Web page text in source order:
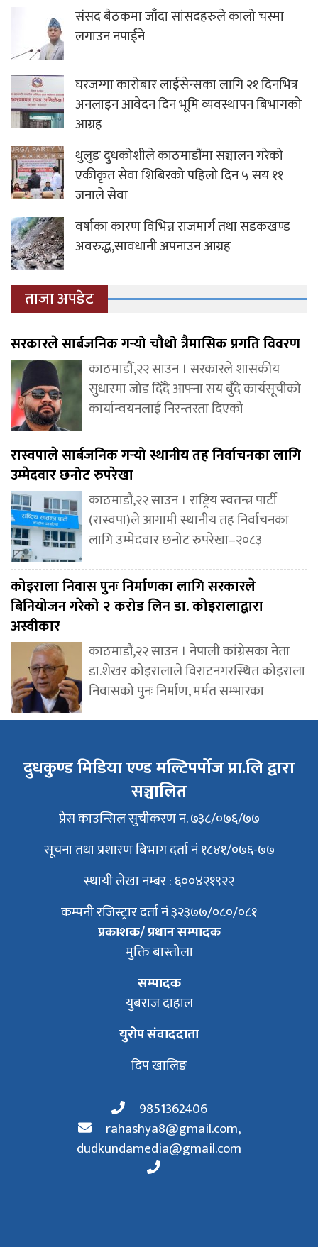
संसद बैठकमा जाँदा सांसदहरुले कालो चस्मा
लगाउन नपाईने
घरजग्गा कारोबार लाईसेन्सका लागि २१ दिनभित्र
अनलाइन आवेदन दिन भूमि व्यवस्थापन बिभागको
आग्रह
थुलुङ दुधकोशीले काठमाडौंमा सञ्चालन गरेको
एकीकृत सेवा शिबिरको पहिलो दिन ५ सय ११
जनाले सेवा
वर्षाका कारण विभिन्न राजमार्ग तथा सडकखण्ड
अवरुद्ध,सावधानी अपनाउन आग्रह
ताजा अपडेट
सरकारले सार्बजनिक गर्‍यो चौथो त्रैमासिक प्रगति विवरण
काठमाडौँ,२२ साउन । सरकारले शासकीय
सुधारमा जोड दिँदै आफ्ना सय बुँदे कार्यसूचीको
कार्यान्वयनलाई निरन्तरता दिएको
रास्वपाले सार्बजनिक गर्‍यो स्थानीय तह निर्वाचनका लागि
उम्मेदवार छनोट रुपरेखा
काठमाडौं,२२ साउन । राष्ट्रिय स्वतन्त्र पार्टी
(रास्वपा)ले आगामी स्थानीय तह निर्वाचनका
लागि उम्मेदवार छनोट रुपरेखा–२०८३
कोइराला निवास पुनः निर्माणका लागि सरकारले
बिनियोजन गरेको २ करोड लिन डा. कोइरालाद्वारा
अस्वीकार
काठमाडौं,२२ साउन । नेपाली कांग्रेसका नेता
डा.शेखर कोइरालाले विराटनगरस्थित कोइराला
निवासको पुनः निर्माण, मर्मत सम्भारका
दुधकुण्ड मिडिया एण्ड मल्टिपर्पोज प्रा.लि द्वारा
सञ्चालित
प्रेस काउन्सिल सुचीकरण न. ७३८/०७६/७७
सूचना तथा प्रशारण बिभाग दर्ता नं १८४१/०७६-७७
स्थायी लेखा नम्बर : ६००४२१९२२
कम्पनी रजिस्ट्रार दर्ता नं ३२३७७/०८०/०८१
प्रकाशक/ प्रधान सम्पादक
मुक्ति बास्तोला
सम्पादक
युबराज दाहाल
युरोप संवाददाता
दिप खालिङ
9851362406
rahashya8@gmail.com,
dudkundamedia@gmail.com